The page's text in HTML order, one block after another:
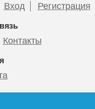
Подробнее
Вход Регистрация
Контакты